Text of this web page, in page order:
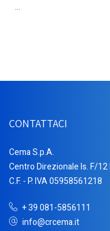
...
CONTATTACI
Cema S.p.A.
Centro Direzionale Is. F/
C.F. - P. IVA 05958561218
+ 39 081-5856111
info@crcema.it